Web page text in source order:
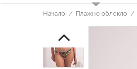
Начало Плажно облекло